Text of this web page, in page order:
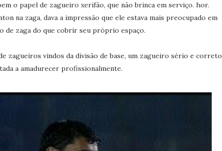
o papel de zagueiro xerifão, que não brinca em serviço. hor.
na zaga, dava a impressão que ele estava mais preocupado em
de zaga do que cobrir seu próprio espaço.
zagueiros vindos da divisão de base, um zagueiro sério e correto
a amadurecer profissionalmente.